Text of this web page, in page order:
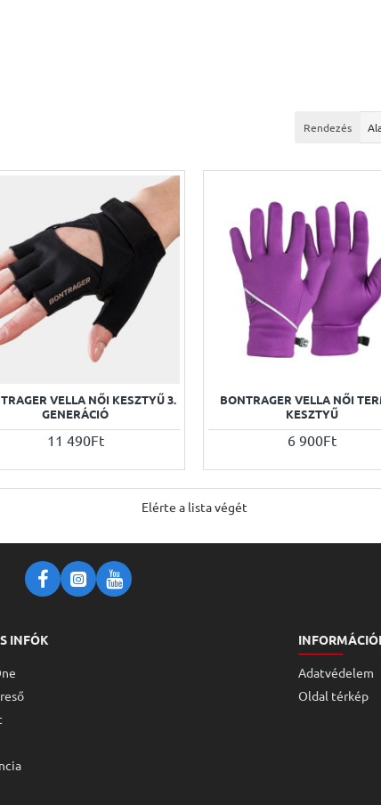
Rendezés
VELLA NŐI KESZTYŰ 3.
GENERÁCIÓ
11 490Ft
BONTRAGER VELLA NŐI
KESZTYŰ
6 900Ft
Elérte a lista végét
INFÓK
Adatvédelem
Oldal térkép